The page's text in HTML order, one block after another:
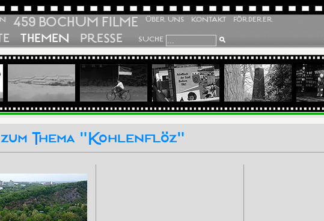
459 BOCHUM FILME ÜBER UNS KONTAKT FÖRDERER
THEMEN PRESSE SUCHE
Thema "Kohlenflöz"